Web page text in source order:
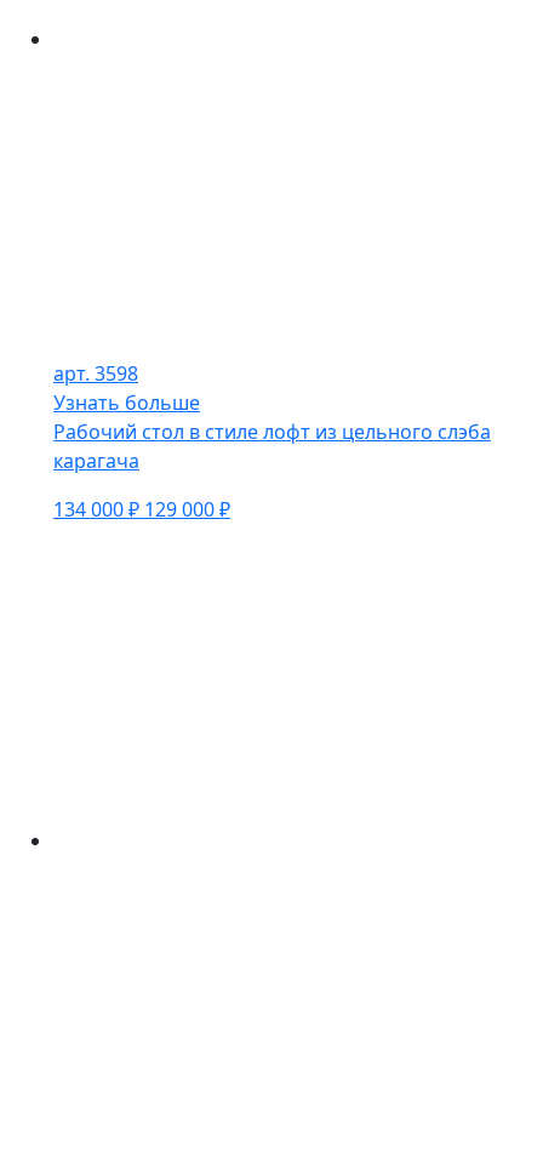
арт. 3598
Узнать больше
Рабочий стол в стиле лофт из цельного слэба
карагача
134 000 ₽ 129 000 ₽